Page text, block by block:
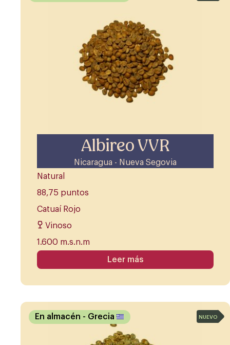
Albireo VVR
Nicaragua - Nueva Segovia
Natural
88,75 puntos
Catuaí Rojo
Vinoso
1.600 m.s.n.m
Leer más
En almacén - Grecia NUEVO